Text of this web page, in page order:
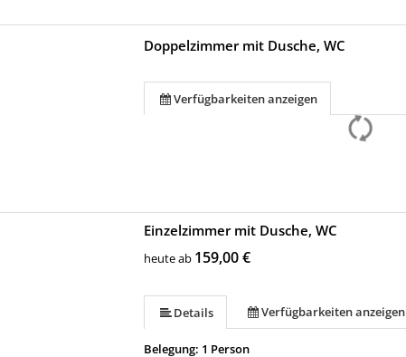
Doppelzimmer mit Dusche, WC
Verfügbarkeiten anzeigen
Einzelzimmer mit Dusche, WC
heute ab 159,00 €
Details Verfügbarkeiten anzeigen
Belegung: 1 Person